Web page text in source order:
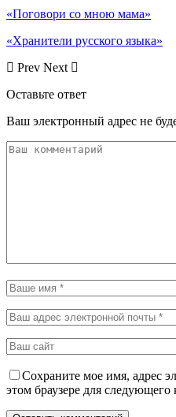
«Поговори со мною мама»
«Хранители русского языка»
Prev Next
Оставьте ответ
Ваш электронный адрес не
Сохраните мое имя, адрес
этом браузере для следующего